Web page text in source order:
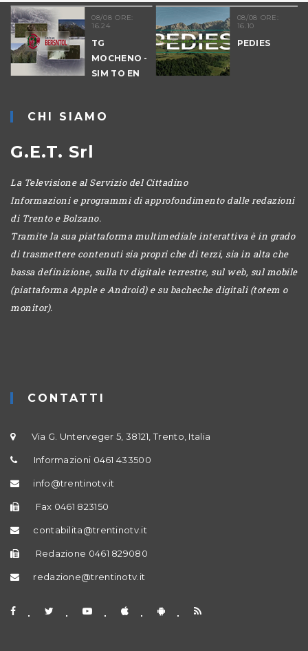
08/08 ORE:
16.24
TG
MOCHENO -
SIM TO EN
08/08 ORE:
16.10
PEDIES
CHI SIAMO
G.E.T. Srl
La Televisione al Servizio del Cittadino
Informazioni e programmi di approfondimento dalle redazioni
di Trento e Bolzano.
Tramite la sua piattaforma multimediale interattiva è in grado
di trasmettere contenuti sia propri che di terzi, sia in alta che
bassa definizione, sulla tv digitale terrestre, sul web, sul mobile
(piattaforma Apple e Android) e su bacheche digitali (totem o
monitor).
CONTATTI
Via G. Unterveger 5, 38121, Trento, Italia
Informazioni 0461 433500
info@trentinotv.it
Fax 0461 823150
contabilita@trentinotv.it
Redazione 0461 829080
redazione@trentinotv.it